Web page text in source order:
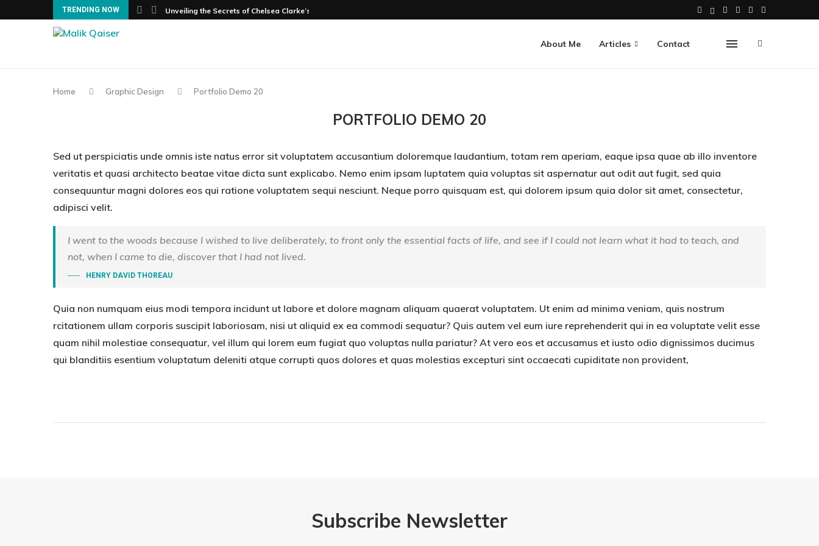
TRENDING NOW Unveiling the Secrets of Chelsea Clarke’s Online Empire
About Me Articles Contact
Home Graphic Design Portfolio Demo 20
PORTFOLIO DEMO 20
Sed ut perspiciatis unde omnis iste natus error sit voluptatem accusantium doloremque laudantium, totam rem aperiam, eaque ipsa quae ab illo inventore
veritatis et quasi architecto beatae vitae dicta sunt explicabo. Nemo enim ipsam luptatem quia voluptas sit aspernatur aut odit aut fugit, sed quia
consequuntur magni dolores eos qui ratione voluptatem sequi nesciunt. Neque porro quisquam est, qui dolorem ipsum quia dolor sit amet, consectetur,
adipisci velit.
I went to the woods because I wished to live deliberately, to front only the essential facts of life, and see if I could not learn what it had to teach, and
not, when I came to die, discover that I had not lived.
HENRY DAVID THOREAU
Quia non numquam eius modi tempora incidunt ut labore et dolore magnam aliquam quaerat voluptatem. Ut enim ad minima veniam, quis nostrum
rcitationem ullam corporis suscipit laboriosam, nisi ut aliquid ex ea commodi sequatur? Quis autem vel eum iure reprehenderit qui in ea voluptate velit esse
quam nihil molestiae consequatur, vel illum qui lorem eum fugiat quo voluptas nulla pariatur? At vero eos et accusamus et iusto odio dignissimos ducimus
qui blanditiis esentium voluptatum deleniti atque corrupti quos dolores et quas molestias excepturi sint occaecati cupiditate non provident,
Subscribe Newsletter